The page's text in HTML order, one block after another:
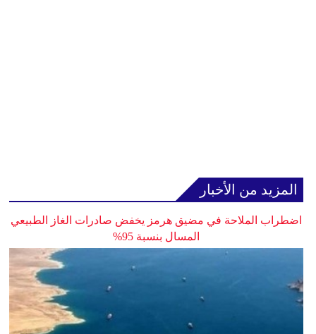
المزيد من الأخبار
اضطراب الملاحة في مضيق هرمز يخفض صادرات الغاز الطبيعي
المسال بنسبة 95%